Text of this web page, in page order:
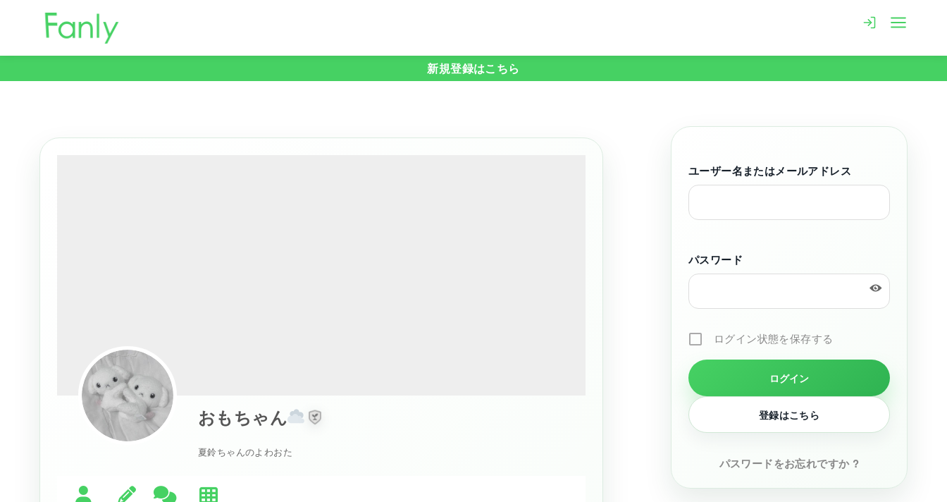
ツ
新規登録はこちら
おもちゃん
夏鈴ちゃんのよわおた
ユーザー名またはメールアドレス
パスワード
ログイン状態を保存する
登録はこちら
パスワードをお忘れですか ?